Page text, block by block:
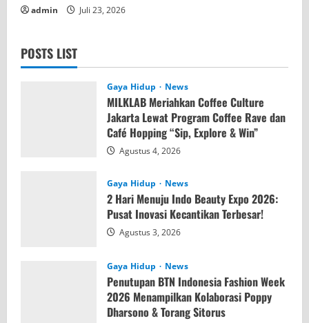
admin Juli 23, 2026
POSTS LIST
Gaya Hidup News
MILKLAB Meriahkan Coffee Culture
Jakarta Lewat Program Coffee Rave dan
Café Hopping “Sip, Explore & Win”
Agustus 4, 2026
Gaya Hidup News
2 Hari Menuju Indo Beauty Expo 2026:
Pusat Inovasi Kecantikan Terbesar!
Agustus 3, 2026
Gaya Hidup News
Penutupan BTN Indonesia Fashion Week
2026 Menampilkan Kolaborasi Poppy
Dharsono & Torang Sitorus